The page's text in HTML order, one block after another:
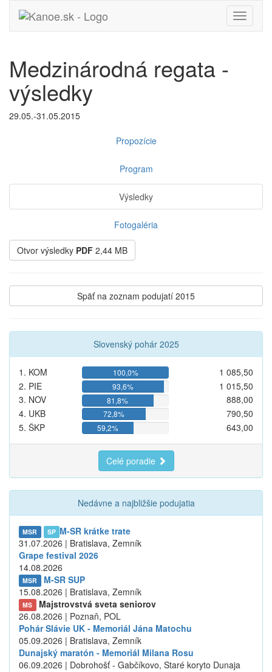
Toggle
Medzinárodná regata -
výsledky
29.05.-31.05.2015
Propozície
Program
Výsledky
Fotogaléria
Otvor výsledky PDF 2,44 MB
Späť na zoznam podujatí 2015
Slovenský pohár 2025
1. KOM 100,0%
1 085,50
2. PIE
93,6%
1 015,50
3. NOV
81,8%
888,00
4. UKB
72,8%
790,50
5. ŠKP
59,2% 643,00
Celé poradie
Nedávne a najbližšie podujatia
MSR SP M-SR krátke trate
31.07.2026 | Bratislava, Zemník
Grape festival 2026
14.08.2026
MSR
M-SR SUP
15.08.2026 | Bratislava, Zemník
MS
Majstrovstvá sveta seniorov
26.08.2026 | Poznaň, POL
Pohár Slávie UK - Memoriál Jána Matochu
05.09.2026 | Bratislava, Zemník
Dunajský maratón - Memoriál Milana Rosu
06.09.2026 | Dobrohošť - Gabčíkovo, Staré koryto Dunaja